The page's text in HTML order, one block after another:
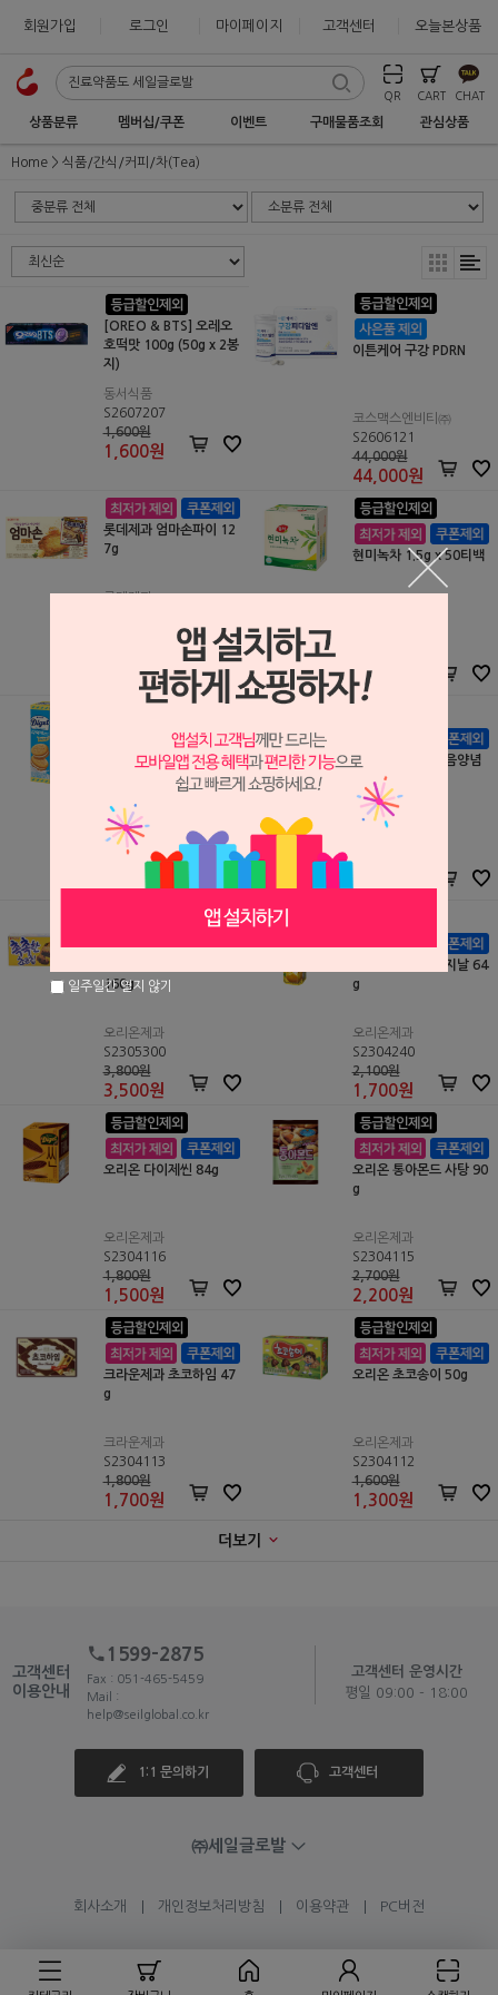
회원가입 로그인 마이페이지 고객센터 오늘본상품
QR CART CHAT
상품분류 멤버십/쿠폰 이벤트 구매물품조회 관심상품
Home 식품/간식/커피/차(Tea)
[OREO & BTS] 오레오
호떡맛 100g (50g x 2봉
지)
동서식품
S2607207
1,600원
1,600원
이튼케어 구강 PDRN
코스맥스엔비티㈜
S2606121
44,000원
44,000원
롯데제과 엄마손파이 12
7g
롯데제과
현미녹차 1.5g x 50티백
6,100
오리온 다이제샌드 93g
롯데제과
S2306190
오리온 고래밥 볶음양념
맛 46g
오리온
1,100원
1,100원
160g
오리온제과
S2305300
3,800원
3,500원
오리온 예감 오리지날 64
g
오리온제과
S2304240
2,100원
1,700원
오리온 다이제씬 84g
오리온제과
S2304116
1,800원
1,500원
오리온 통아몬드 사탕 90
g
오리온제과
S2304115
2,700원
2,200원
크라운제과 초코하임 47
g
크라운제과
S2304113
1,800원
1,700원
오리온 초코송이 50g
오리온제과
S2304112
1,600원
1,300원
더보기
고객센터
이용안내
1599-2875
Fax : 051-465-5459
Mail :
help@seilglobal.co.kr
고객센터 운영시간
평일 09:00 - 18:00
1:1 문의하기 고객센터
㈜세일글로발
회사소개 개인정보처리방침 이용약관 PC버전
일주일간 열지 않기